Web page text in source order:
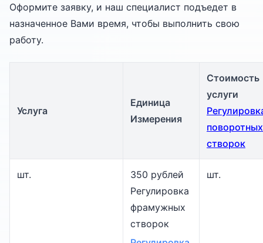
Оформите заявку, и наш специалист подъедет в
назначенное Вами время, чтобы выполнить свою
работу.
Услуга
Единица
Измерения
Стоимость
услуги
поворотных
створок
шт.
350 рублей
Регулировка
фрамужных
створок
шт.